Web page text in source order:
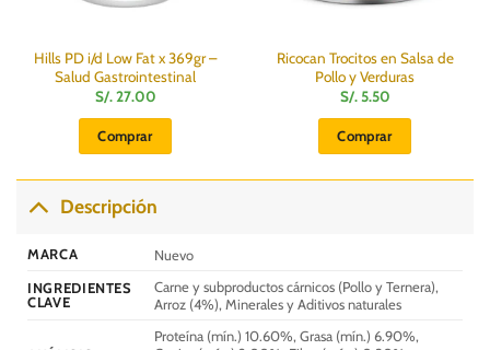
Hills PD i/d Low Fat x 369gr –
Salud Gastrointestinal
S/.27.00
Comprar
Ricocan Trocitos en Salsa de
Pollo y Verduras
S/. 5.50
Comprar
Descripción
MARCA
Nuevo
INGREDIENTES
CLAVE
Carne y subproductos cárnicos (Pollo y Ternera),
Arroz (4%), Minerales y Aditivos naturales
Proteína (mín.) 10.60%, Grasa (mín.) 6.90%,